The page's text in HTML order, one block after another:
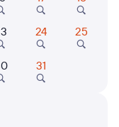
24 25
31